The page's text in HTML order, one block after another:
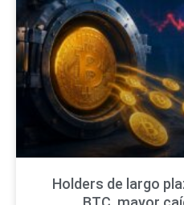
Holders de largo